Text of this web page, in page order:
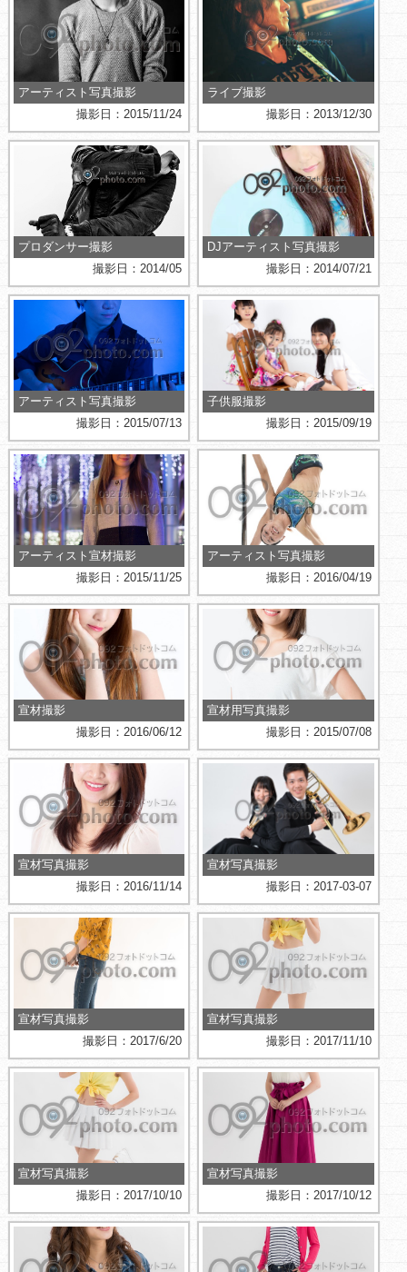
アーティスト写真撮影
撮影日：2015/11/24
ライブ撮影
撮影日：2013/12/30
プロダンサー撮影
撮影日：2014/05
DJアーティスト写真撮影
撮影日：2014/07/21
アーティスト写真撮影
撮影日：2015/07/13
子供服撮影
撮影日：2015/09/19
アーティスト宣材撮影
撮影日：2015/11/25
アーティスト写真撮影
撮影日：2016/04/19
宣材撮影
撮影日：2016/06/12
宣材用写真撮影
撮影日：2015/07/08
宣材写真撮影
撮影日：2016/11/14
宣材写真撮影
撮影日：2017-03-07
宣材写真撮影
撮影日：2017/6/20
宣材写真撮影
撮影日：2017/11/10
宣材写真撮影
撮影日：2017/10/10
宣材写真撮影
撮影日：2017/10/12